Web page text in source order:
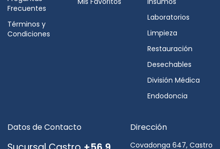
Frecuentes
Términos y
Condiciones
Laboratorios
Limpieza
Restauración
Desechables
División Médica
Endodoncia
Datos de Contacto Dirección
Covadonga 647, Castro